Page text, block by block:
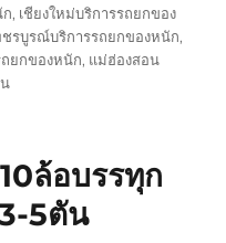
ก, เชียงใหม่บริการรถยกของ
ชรบูรณ์บริการรถยกของหนัก,
ยกของหนัก, แม่ฮ่องสอน
บน
เลอ
รถ
ล้อบรรทุก
5ตัน